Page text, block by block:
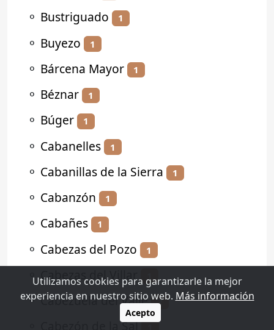
⚬ Bustriguado 1
⚬ Buyezo 1
⚬ Bárcena Mayor 1
⚬ Béznar 1
⚬ Búger 1
⚬ Cabanelles 1
⚬ Cabanillas de la Sierra 1
⚬ Cabanzón 1
⚬ Cabañes 1
⚬ Cabezas del Pozo 1
⚬Cabezas del Villar
⚬Cabezuela del Valle 2
Cabezón de la Sal
Utilizamos cookies para garantizarle la mejor
experiencia en nuestro sitio web. Más información
Acepto